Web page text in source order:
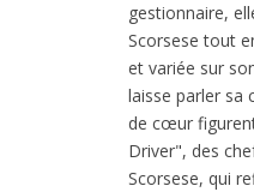
gestionnaire,
Scorsese tout
et variée sur
laisse parler sa
de cœur
Driver", des
Scorsese, qui